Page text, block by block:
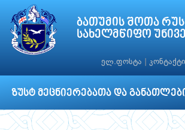
ბათუმის შოთა
სახელმწიფო
ელ.ფოსტა კონტაქტი
ზუსტ მეცნიერებათა და